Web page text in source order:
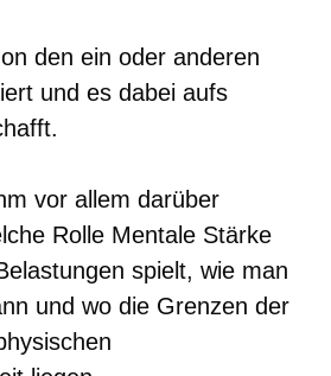
den ein oder anderen
und es dabei aufs
vor allem darüber
Rolle Mentale Stärke
spielt, wie man
und wo die Grenzen der